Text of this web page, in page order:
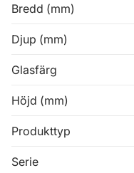
Bredd (mm)
Djup (mm)
Glasfärg
Höjd (mm)
Produkttyp
Serie